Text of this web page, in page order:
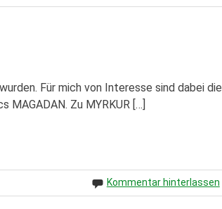
Für mich von Interesse sind dabei die
Zu MYRKUR […]
Kommentar hinterlassen